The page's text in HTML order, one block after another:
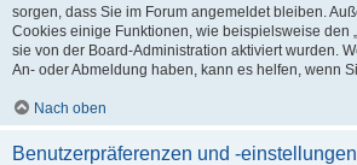
sorgen, dass Sie im Forum angemeldet bleiben.
Cookies einige Funktionen, wie beispielsweise den
sie von der Board-Administration aktiviert wurden.
An- oder Abmeldung haben, kann es helfen, wenn
Nach oben
Benutzerpräferenzen und -einstellungen